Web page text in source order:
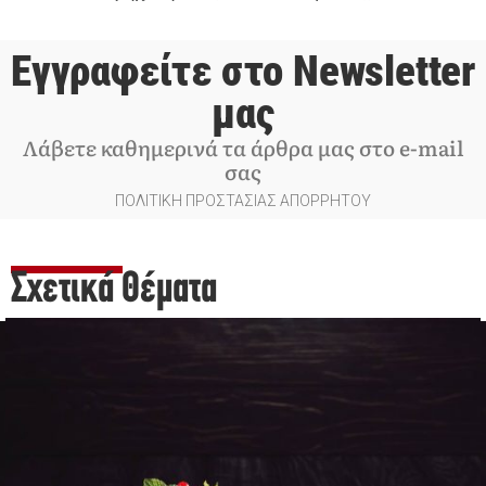
Εγγραφείτε στο Newsletter
μας
Λάβετε καθημερινά τα άρθρα μας στο e-mail
σας
ΠΟΛΙΤΙΚΗ ΠΡΟΣΤΑΣΙΑΣ ΑΠΟΡΡΗΤΟΥ
Σχετικά Θέματα